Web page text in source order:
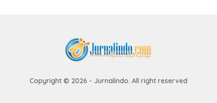
Copyright © 2026 - Jurnalindo. All right reserved